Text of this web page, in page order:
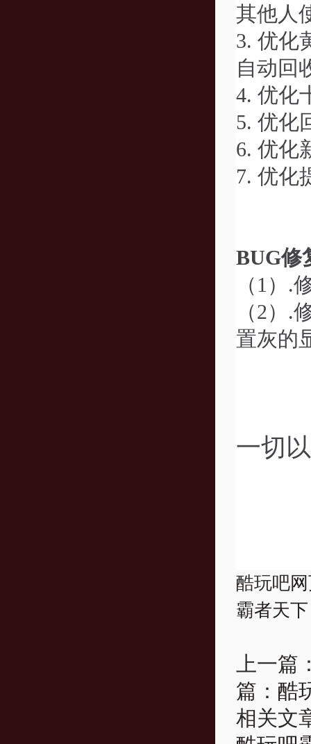
其他人
3. 优化
自动回
4. 优化
5. 优化
6. 优化
7. 优化
BUG修
（1） .
（2） .
置灰的
一切
酷玩吧
霸者天下
上一篇
篇： 酷
相关文